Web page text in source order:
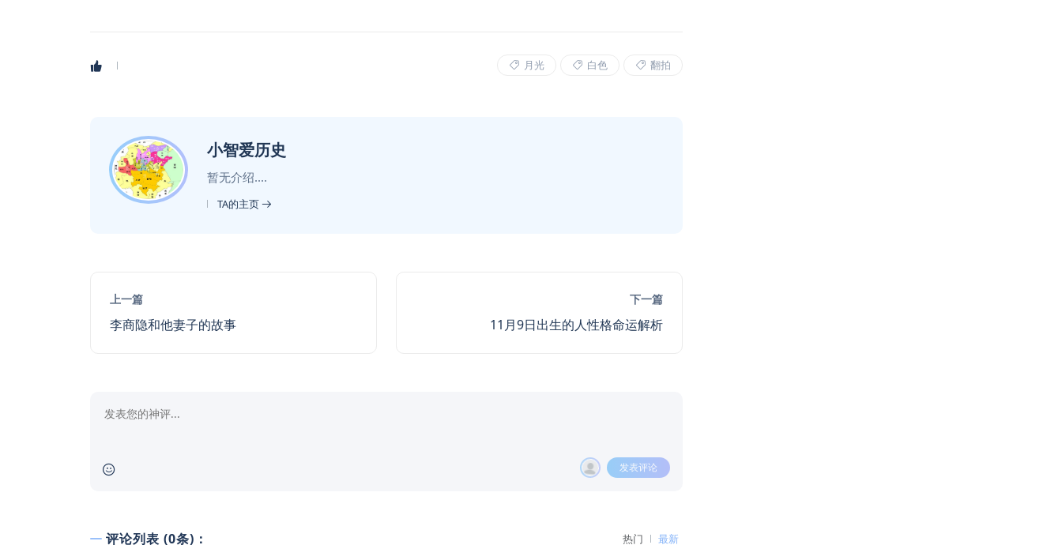
月光 白色 翻拍
小智爱历史
暂无介绍....
TA的主页
上一篇
李商隐和他妻子的故事
下一篇
11月9日出生的人性格命运解析
发表评论
评论列表 (0条)： 热门 最新